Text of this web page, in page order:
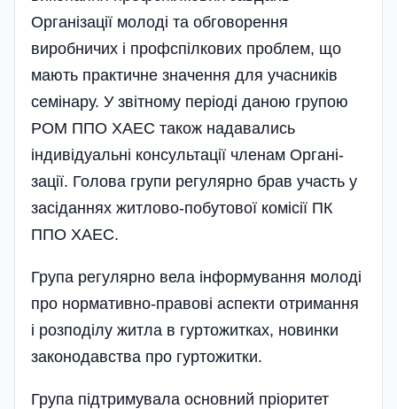
Організації молоді та обговорення
виробничих і профспілкових проблем, що
мають практичне значення для учасників
семінару. У звітному періоді даною групою
РОМ ППО ХАЕС також надавались
індивідуальні консультації членам Органі­
зації. Голова групи регулярно брав участь у
засіданнях житлово-побутової комісії ПК
ППО ХАЕС.
Група регулярно вела інформування молоді
про нормативно-правові аспекти отримання
і розподілу житла в гуртожитках, новинки
законодавства про гуртожитки.
Група підтримувала основний пріоритет